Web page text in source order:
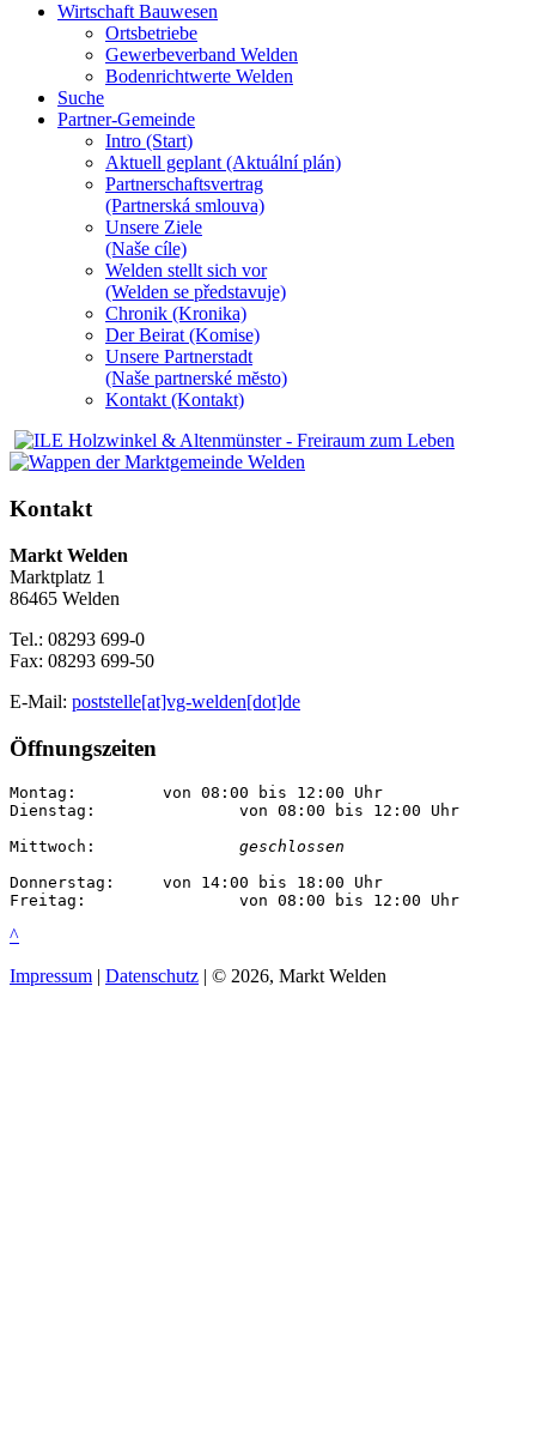
Wirtschaft Bauwesen
Ortsbetriebe
Gewerbeverband Welden
Bodenrichtwerte Welden
Suche
Partner-Gemeinde
Intro (Start)
Aktuell geplant (Aktuální plán)
Partnerschaftsvertrag
(Partnerská smlouva)
Unsere Ziele
(Naše cíle)
Welden stellt sich vor
(Welden se představuje)
Chronik (Kronika)
Der Beirat (Komise)
Unsere Partnerstadt
(Naše partnerské mĕsto)
Kontakt (Kontakt)
Kontakt
Markt Welden
Marktplatz 1
86465 Welden
Tel.: 08293 699-0
Fax: 08293 699-50
E-Mail: poststelle[at]vg-welden[dot]de
Öffnungszeiten
Montag:		von 08:00 bis 12:00 Uhr
Dienstag:		von 08:00 bis 12:00 Uhr
geschlossen
Donnerstag:	von 14:00 bis 18:00 Uhr
Freitag:		von 08:00 bis 12:00 Uhr
^
Impressum | Datenschutz | © 2026, Markt Welden